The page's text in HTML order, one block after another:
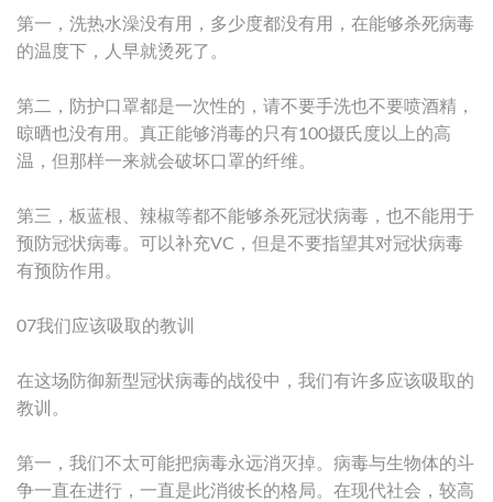
第一，洗热水澡没有用，多少度都没有用，在能够杀死病毒
的温度下，人早就烫死了。
第二，防护口罩都是一次性的，请不要手洗也不要喷酒精，
晾晒也没有用。真正能够消毒的只有100摄氏度以上的高
温，但那样一来就会破坏口罩的纤维。
第三，板蓝根、辣椒等都不能够杀死冠状病毒，也不能用于
预防冠状病毒。可以补充VC，但是不要指望其对冠状病毒
有预防作用。
07我们应该吸取的教训
在这场防御新型冠状病毒的战役中，我们有许多应该吸取的
教训。
第一，我们不太可能把病毒永远消灭掉。病毒与生物体的斗
争一直在进行，一直是此消彼长的格局。在现代社会，较高